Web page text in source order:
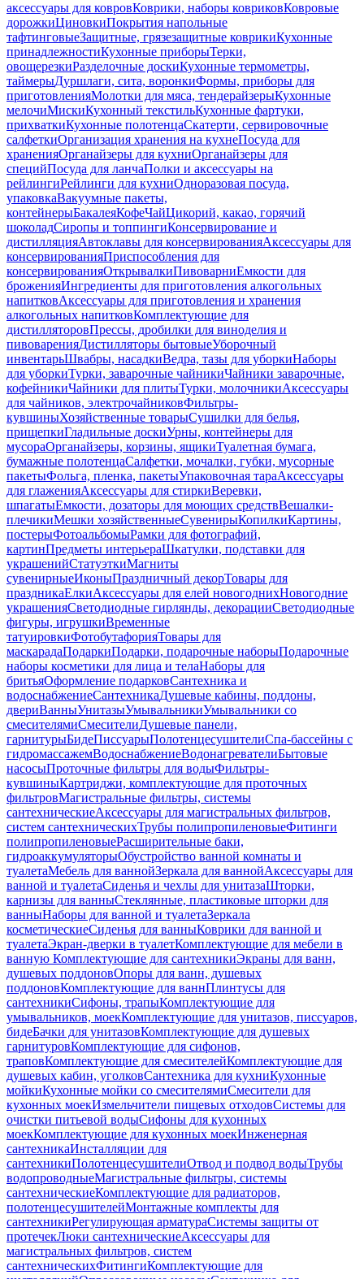
аксессуары для ковровКоврики, наборы ковриковКовровые
дорожкиЦиновкиПокрытия напольные
тафтинговыеЗащитные, грязезащитные коврикиКухонные
принадлежностиКухонные приборыТерки,
овощерезкиРазделочные доскиКухонные термометры,
таймерыДуршлаги, сита, воронкиФормы, приборы для
приготовленияМолотки для мяса, тендерайзерыКухонные
мелочиМискиКухонный текстильКухонные фартуки,
прихваткиКухонные полотенцаСкатерти, сервировочные
салфеткиОрганизация хранения на кухнеПосуда для
храненияОрганайзеры для кухниОрганайзеры для
специйПосуда для ланчаПолки и аксессуары на
рейлингиРейлинги для кухниОдноразовая посуда,
упаковкаВакуумные пакеты,
контейнерыБакалеяКофеЧайЦикорий, какао, горячий
шоколадСиропы и топпингиКонсервирование и
дистилляцияАвтоклавы для консервированияАксессуары для
консервированияПриспособления для
консервированияОткрывалкиПивоварниЕмкости для
броженияИнгредиенты для приготовления алкогольных
напитковАксессуары для приготовления и хранения
алкогольных напитковКомплектующие для
дистилляторовПрессы, дробилки для виноделия и
пивоваренияДистилляторы бытовыеУборочный
инвентарьШвабры, насадкиВедра, тазы для уборкиНаборы
для уборкиТурки, заварочные чайникиЧайники заварочные,
кофейникиЧайники для плитыТурки, молочникиАксессуары
для чайников, электрочайниковФильтры-
кувшиныХозяйственные товарыСушилки для белья,
прищепкиГладильные доскиУрны, контейнеры для
мусораОрганайзеры, корзины, ящикиТуалетная бумага,
бумажные полотенцаСалфетки, мочалки, губки, мусорные
пакетыФольга, пленка, пакетыУпаковочная тараАксессуары
для глаженияАксессуары для стиркиВеревки,
шпагатыЕмкости, дозаторы для моющих средствВешалки-
плечикиМешки хозяйственныеСувенирыКопилкиКартины,
постерыФотоальбомыРамки для фотографий,
картинПредметы интерьераШкатулки, подставки для
украшенийСтатуэткиМагниты
сувенирныеИконыПраздничный декорТовары для
праздникаЕлкиАксессуары для елей новогоднихНовогодние
украшенияСветодиодные гирлянды, декорацииСветодиодные
фигуры, игрушкиВременные
татуировкиФотобутафорияТовары для
маскарадаПодаркиПодарки, подарочные наборыПодарочные
наборы косметики для лица и телаНаборы для
бритьяОформление подарковСантехника и
водоснабжениеСантехникаДушевые кабины, поддоны,
двериВанныУнитазыУмывальникиУмывальники со
смесителямиСмесителиДушевые панели,
гарнитурыБидеПиссуарыПолотенцесушителиСпа-бассейны с
гидромассажемВодоснабжениеВодонагревателиБытовые
насосыПроточные фильтры для водыФильтры-
кувшиныКартриджи, комплектующие для проточных
фильтровМагистральные фильтры, системы
сантехническиеАксессуары для магистральных фильтров,
систем сантехническихТрубы полипропиленовыеФитинги
полипропиленовыеРасширительные баки,
гидроаккумуляторыОбустройство ванной комнаты и
туалетаМебель для ваннойЗеркала для ваннойАксессуары для
ванной и туалетаСиденья и чехлы для унитазаШторки,
карнизы для ванныСтеклянные, пластиковые шторки для
ванныНаборы для ванной и туалетаЗеркала
косметическиеСиденья для ванныКоврики для ванной и
туалетаЭкран-дверки в туалетКомплектующие для мебели в
ванную Комплектующие для сантехникиЭкраны для ванн,
душевых поддоновОпоры для ванн, душевых
поддоновКомплектующие для ваннПлинтусы для
сантехникиСифоны, трапыКомплектующие для
умывальников, моекКомплектующие для унитазов, писсуаров,
бидеБачки для унитазовКомплектующие для душевых
гарнитуровКомплектующие для сифонов,
траповКомплектующие для смесителейКомплектующие для
душевых кабин, уголковСантехника для кухниКухонные
мойкиКухонные мойки со смесителямиСмесители для
кухонных моекИзмельчители пищевых отходовСистемы для
очистки питьевой водыСифоны для кухонных
моекКомплектующие для кухонных моекИнженерная
сантехникаИнсталляции для
сантехникиПолотенцесушителиОтвод и подвод водыТрубы
водопроводныеМагистральные фильтры, системы
сантехническиеКомплектующие для радиаторов,
полотенцесушителейМонтажные комплекты для
сантехникиРегулирующая арматураСистемы защиты от
протечекЛюки сантехническиеАксессуары для
магистральных фильтров, систем
сантехническихФитингиКомплектующие для